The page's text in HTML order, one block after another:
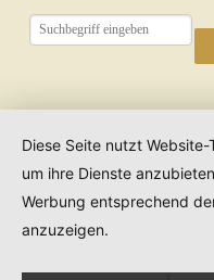
Diese Seite nutzt
um ihre Dienste
Werbung entsprechend
anzuzeigen.